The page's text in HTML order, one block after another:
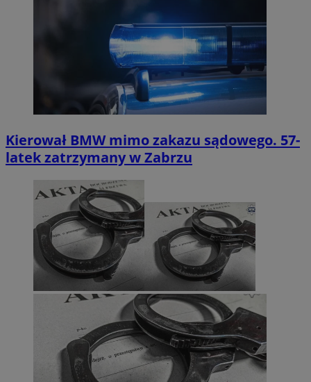
Kierował BMW mimo zakazu sądowego. 57-
latek zatrzymany w Zabrzu